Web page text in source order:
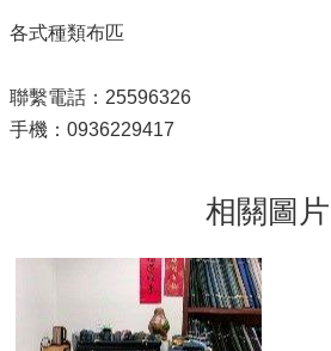
各式種類布匹
聯繫電話：25596326
手機：0936229417
相關圖片